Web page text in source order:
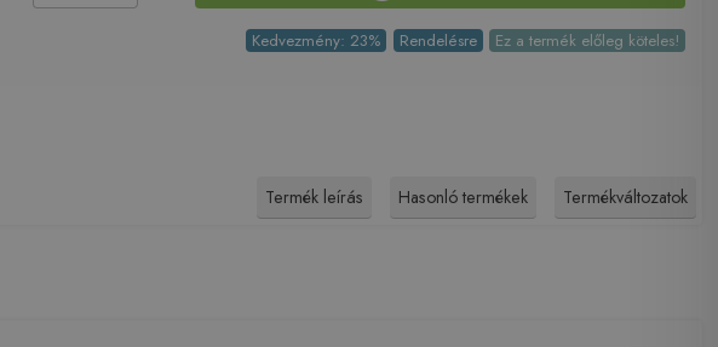
Kedvezmény: 23% Rendelésre Ez a termék előleg köteles!
Termék leírás Hasonló termékek Termékváltozatok